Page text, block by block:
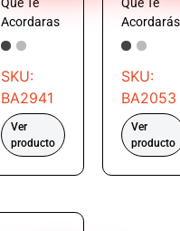
Acordaras
SKU:
BA2941
Ver
producto
Acordarás
SKU:
BA2053
Ver
producto